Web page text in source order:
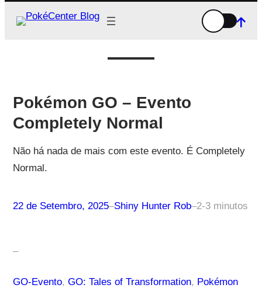
Pokémon GO – Evento
Completely Normal
Não há nada de mais com este evento. É Completely
Normal.
22 de Setembro, 2025–Shiny Hunter Rob–2-3 minutos
–
GO-Evento, GO: Tales of Transformation, Pokémon